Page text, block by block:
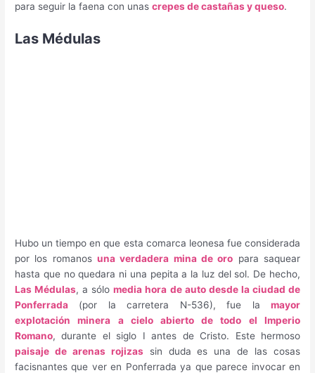
para seguir la faena con unascrepes de castañas y queso.
Las Médulas
Hubo un tiempo en que esta comarca leonesa fue considerada
por los romanosuna verdadera mina de oro para saquear
hasta que no quedara ni una pepita a la luz del sol. De hecho,
Las Médulas, a sólomedia hora de auto desde la ciudad de
Ponferrada (por la carretera N-536), fue la mayor
explotación minera a cielo abierto de todo el Imperio
Romano, durante el siglo I antes de Cristo. Este hermoso
paisaje de arenas rojizassin duda es una de las cosas
facisnantes que ver en Ponferrada ya que parece invocar en